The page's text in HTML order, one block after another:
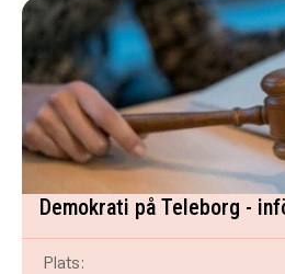
Demokrati på Teleborg -
Plats: